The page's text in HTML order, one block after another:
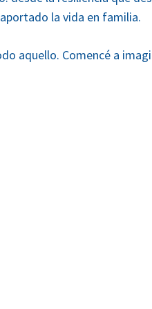
la vida en familia.
aquello. Comencé a